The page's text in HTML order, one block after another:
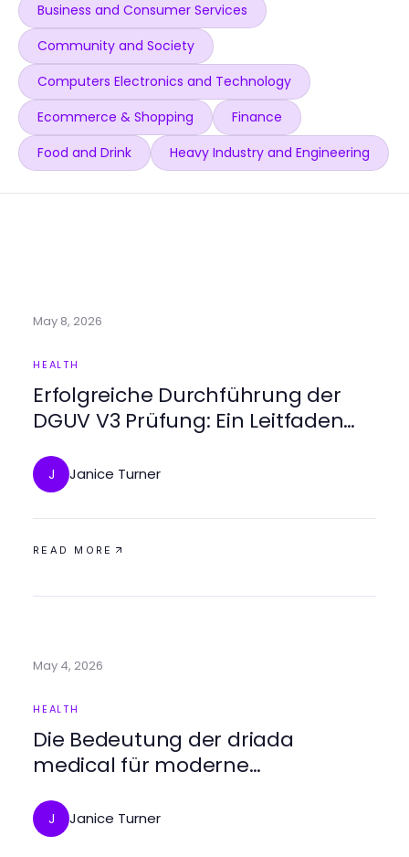
Business and Consumer Services
Community and Society
Computers Electronics and Technology
Ecommerce & Shopping
Finance
Food and Drink
Heavy Industry and Engineering
May 8, 2026
HEALTH
Erfolgreiche Durchführung der
DGUV V3 Prüfung: Ein Leitfaden
J Janice Turner
READ MORE
May 4, 2026
HEALTH
Die Bedeutung der driada
medical für moderne
J Janice Turner